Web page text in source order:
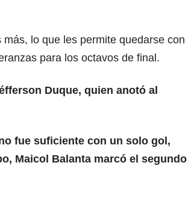
lo que les permite quedarse con
para los octavos de final.
Duque, quien anotó al
fue suficiente con un solo gol,
Maicol Balanta marcó el segundo